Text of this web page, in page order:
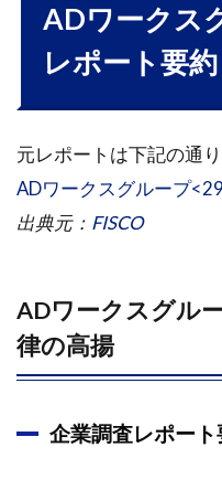
ADワークス
レポート要約
元レポートは下記の通り
ADワークスグループ
出典元： FISCO
ADワークスグル
律の高揚
企業調査レポート